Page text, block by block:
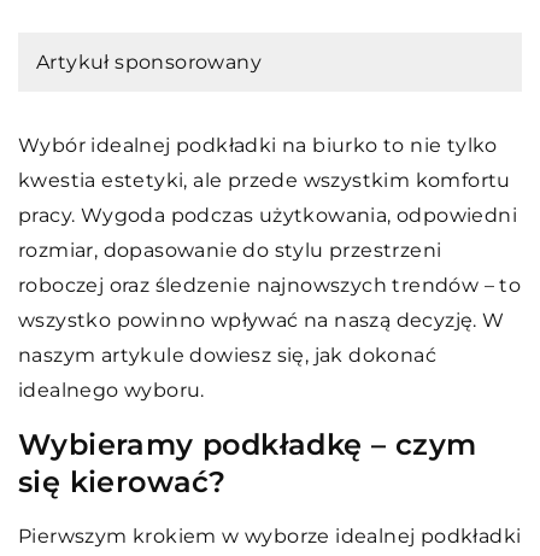
Artykuł sponsorowany
Wybór idealnej podkładki na biurko to nie tylko
kwestia estetyki, ale przede wszystkim komfortu
pracy. Wygoda podczas użytkowania, odpowiedni
rozmiar, dopasowanie do stylu przestrzeni
roboczej oraz śledzenie najnowszych trendów – to
wszystko powinno wpływać na naszą decyzję. W
naszym artykule dowiesz się, jak dokonać
idealnego wyboru.
Wybieramy podkładkę – czym
się kierować?
Pierwszym krokiem w wyborze idealnej podkładki